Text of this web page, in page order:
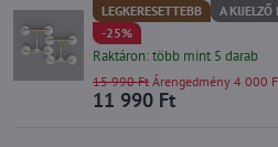
LEGKERESETTEBB
A KIJELZŐ
-25%
Raktáron: több mint 5 darab
11 990 Ft
15 990 Ft Árengedmény 4 000